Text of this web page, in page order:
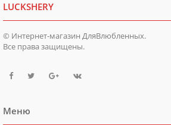
LUCKSHERY
© Интернет-магазин ДляВлюбленных.
Все права защищены.
Меню